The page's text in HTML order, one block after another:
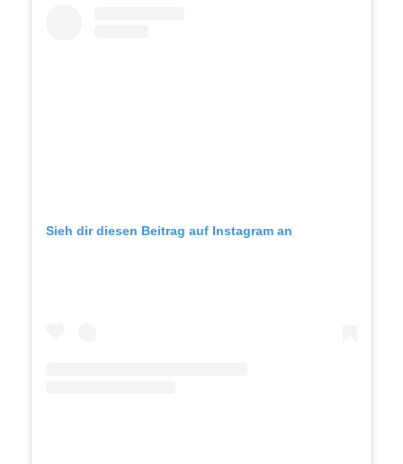
Sieh dir diesen Beitrag auf Instagram an